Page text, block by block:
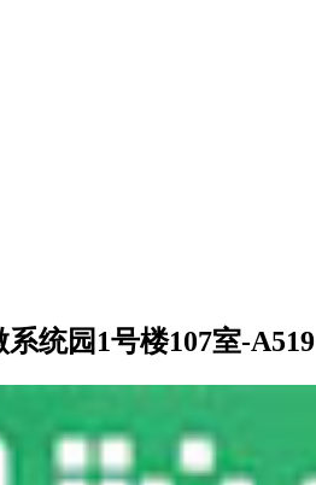
统园1号楼107室-A519